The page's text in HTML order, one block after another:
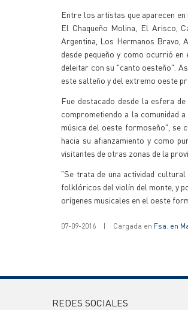
Entre los artistas que aparecen
El Chaqueño Molina, El Arisco,
Argentina, Los Hermanos Bravo,
desde pequeño y como ocurrió
deleitar con su "canto oesteño".
este salteño y del extremo oeste
Fue destacado desde la esfera
comprometiendo a la comunidad
música del oeste formoseño", se
hacia su afianzamiento y como
visitantes de otras zonas de la
"Se trata de una actividad
folklóricos del violín del monte, y
orígenes musicales en el oeste
07-09-2016 | Cargada en Fsa. en
REDES SOCIALES